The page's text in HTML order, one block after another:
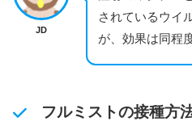
JD
されているウイ
が、効果は同程
フルミストの接種方